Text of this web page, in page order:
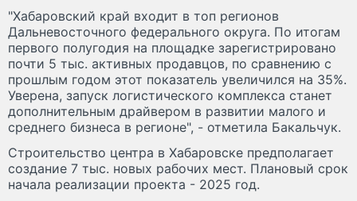
"Хабаровский край входит в топ регионов
Дальневосточного федерального округа. По итогам
первого полугодия на площадке зарегистрировано
почти 5 тыс. активных продавцов, по сравнению с
прошлым годом этот показатель увеличился на 35%.
Уверена, запуск логистического комплекса станет
дополнительным драйвером в развитии малого и
среднего бизнеса в регионе", - отметила Бакальчук.
Строительство центра в Хабаровске предполагает
создание 7 тыс. новых рабочих мест. Плановый срок
начала реализации проекта - 2025 год.